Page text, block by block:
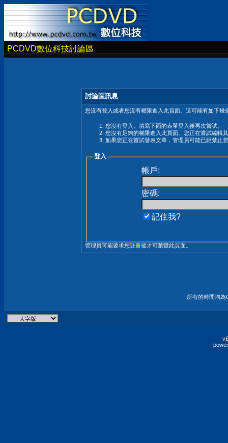
PCDVD數位科技討論區
討論區訊息
您沒有登入或者您沒有權限進入此頁面。這可能有如下幾
您沒有登入。填寫下面的表單登入後再次嘗試。
您沒有足夠的權限進入此頁面。您正在嘗試編輯
如果您正在嘗試發表文章，管理員可能已經禁止
登入
帳戶:
密碼:
記住我?
管理員可能要求您註冊後才可瀏覽此頁面。
所有的時間均為